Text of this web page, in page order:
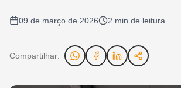
09 de março de 2026 2 min de leitura
Compartilhar: